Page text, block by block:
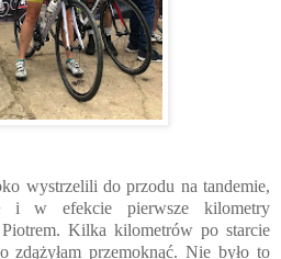
wystrzelili do przodu na tandemie,
i w efekcie pierwsze kilometry
Kilka kilometrów po starcie
zdążyłam przemoknąć. Nie było to